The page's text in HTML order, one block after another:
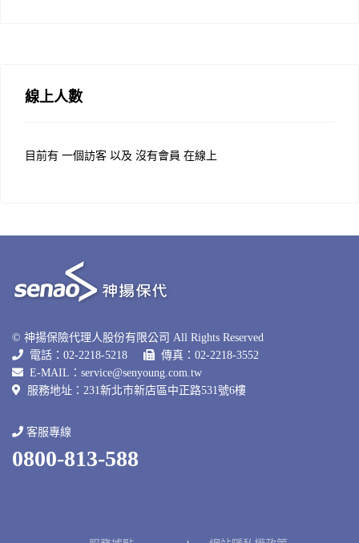
線上人數
目前有 一個訪客 以及 沒有會員 在線上
© 神揚保險代理人股份有限公司 All Rights Reserved
電話：02-2218-5218
傳真：02-2218-3552
E-MAIL： service@senyoung.com.tw
服務地址：231新北巿新店區中正路531號6樓
客服專線
0800-813-588